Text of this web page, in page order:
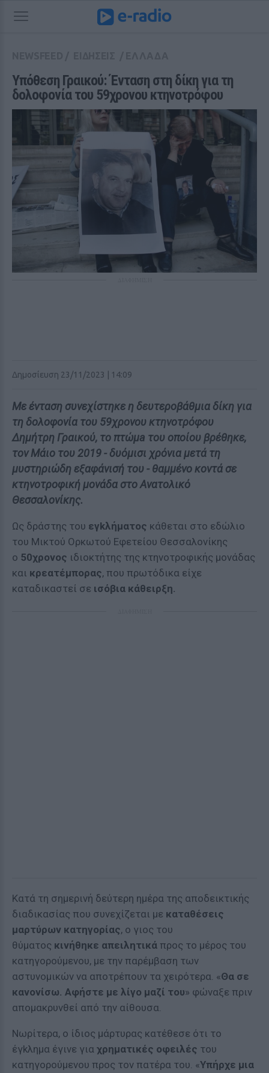
Υπόθεση Γραικού: Ένταση στη δίκη για τη
δολoφονία του 59χρονου κτηνοτρόφου
Δημοσίευση 23/11/2023 | 14:09
Με ένταση συνεχίστηκε η δευτεροβάθμια δίκη για
τη δολoφονία του 59χρονου κτηνοτρόφου
Δημήτρη Γραικού, το πτώμa του οποίου βρέθηκε,
τον Μάιο του 2019 - δυόμισι χρόνια μετά τη
μυστηριώδη εξαφάνισή του - θαμμένο κοντά σε
κτηνοτροφική μονάδα στο Ανατολικό
Θεσσαλονίκης.
Ως δράστης του εγkλήματος κάθεται στο εδώλιο
του Μικτού Ορκωτού Εφετείου Θεσσαλονίκης
ο 50χρονος ιδιοκτήτης της κτηνοτροφικής μονάδας
και κρεατέμπορας, που πρωτόδικα είχε
καταδικαστεί σε ισόβια κάθειρξη.
Κατά τη σημερινή δεύτερη ημέρα της αποδεικτικής
διαδικασίας που συνεχίζεται με καταθέσεις
μαρτύρων κατηγορίας, ο γιος του
θύματος κινήθηκε απειλητικά προς το μέρος του
κατηγορούμενου, με την παρέμβαση των
αστυνομικών να αποτρέπουν τα χειρότερα. «Θα σε
κανονίσω. Αφήστε με λίγο μαζί του» φώναξε πριν
απομακρυνθεί από την αίθουσα.
Νωρίτερα, ο ίδιος μάρτυρας κατέθεσε ότι το
έγkλημα έγινε για χρηματικές οφειλές του
κατηγορούμενου προς τον πατέρα του. «Υπήρχε μια